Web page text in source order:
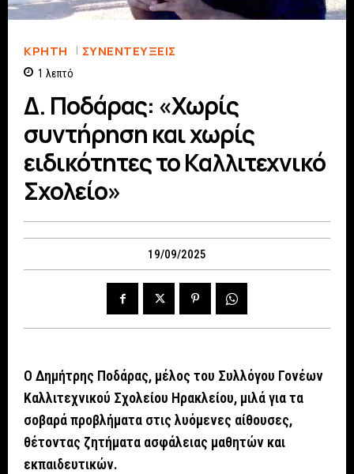
ΚΡΗΤΗ ΣΥΝΕΝΤΕΎΞΕΙΣ
1 λεπτό
Δ. Ποδάρας: «Χωρίς
συντήρηση και χωρίς
ειδικότητες το Καλλιτεχνικό
Σχολείο»
19/09/2025
O Δημήτρης Ποδάρας, μέλος του Συλλόγου Γονέων
Καλλιτεχνικού Σχολείου Ηρακλείου, μιλά για τα
σοβαρά προβλήματα στις λυόμενες αίθουσες,
θέτοντας ζητήματα ασφάλειας μαθητών και
εκπαιδευτικών.